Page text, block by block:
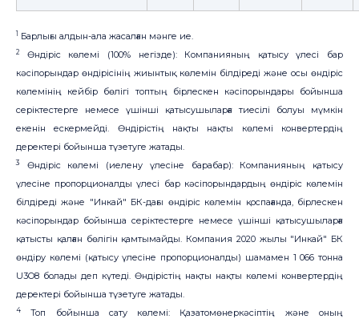
1 Барлығы алдын-ала жасалған мәнге ие.
2
Өндіріс көлемі (100% негізде): Компанияның қатысу үлесі бар
кәсіпорындар өндірісінің жиынтық көлемін білдіреді және осы өндіріс
көлемінің кейбір бөлігі топтың бірлескен кәсіпорындары бойынша
серіктестерге немесе үшінші қатысушыларға тиесілі болуы мүмкін
екенін ескермейді. Өндірістің нақты нақты көлемі конвертердің
деректері бойынша түзетуге жатады.
3
Өндіріс көлемі (иелену үлесіне барабар): Компанияның қатысу
үлесіне пропорционалды үлесі бар кәсіпорындардың өндіріс көлемін
білдіреді және "Инкай" БК-дағы өндіріс көлемін қоспағанда, бірлескен
кәсіпорындар бойынша серіктестерге немесе үшінші қатысушыларға
қатысты қалған бөлігін қамтымайды. Компания 2020 жылы "Инкай" БК
өндіру көлемі (қатысу үлесіне пропорционалды) шамамен 1 066 тонна
U3O8 болады деп күтеді. Өндірістің нақты нақты көлемі конвертердің
деректері бойынша түзетуге жатады.
4
Топ бойынша сату көлемі: Қазатомөнеркәсіптің және оның